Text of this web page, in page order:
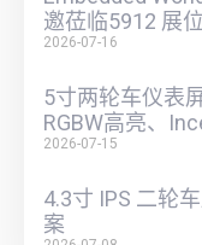
邀莅临5912 展位
2026-07-16
5寸两轮车仪表
RGBW高亮、
2026-07-15
4.3寸 IPS 二轮
案